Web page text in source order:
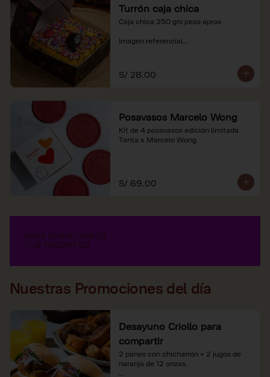
Turrón caja chica
Caja chica 250 grs peso aprox
Imagen referencial
soles e incluyen impuestos de ley y
recargo al consumo.
S/ 28.00
Posavasos Marcelo Wong
Kit de 4 posavasos edición limitada
Tanta x Marcelo Wong
S/ 69.00
Nuestras Promociones del día
Desayuno Criollo para
compartir
2 panes con chicharrón + 2 jugos de
naranja de 12 onzas.